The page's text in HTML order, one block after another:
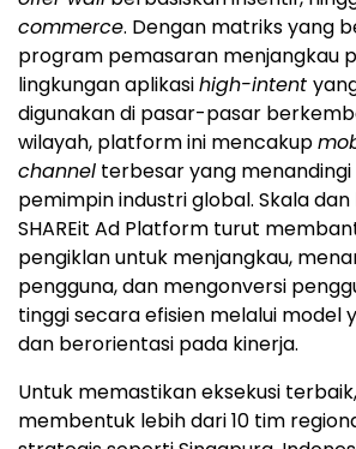
commerce. Dengan matriks yang
program pemasaran menjangkau
lingkungan aplikasihigh-intent
digunakan di pasar-pasar
wilayah, platform ini mencakup
channel terbesar yang
pemimpin industri global. Skala
SHAREit Ad Platform turut
pengiklan untuk menjangkau,
pengguna, dan mengonversi
tinggi secara efisien melalui model
dan berorientasi pada kinerja.
Untuk memastikan eksekusi
membentuk lebih dari 10 tim